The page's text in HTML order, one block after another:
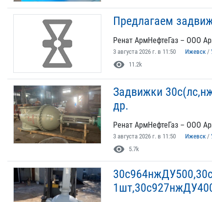
Предлагаем
Ренат АрмНефтеГаз – ООО
3 августа 2026 г. в 11:50 Ижевск /
visibility 11.2k
Задвижки
др.
Ренат АрмНефтеГаз – ООО
3 августа 2026 г. в 11:50 Ижевск /
visibility 5.7k